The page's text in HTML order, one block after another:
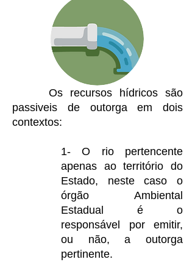
Os recursos hídricos são
passiveis de outorga em dois
contextos:
1- O rio pertencente
apenas ao território do
Estado, neste caso o
órgão Ambiental
Estadual é o
responsável por emitir,
ou não, a outorga
pertinente.